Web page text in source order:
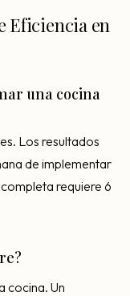
Eficiencia en
una cocina
Los resultados
de implementar
requiere 6
cocina. Un